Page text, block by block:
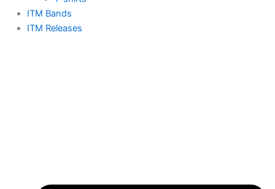
ITM Bands
ITM Releases